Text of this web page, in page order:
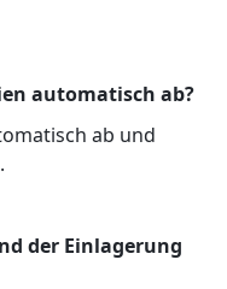
automatisch ab?
ab und
der Einlagerung